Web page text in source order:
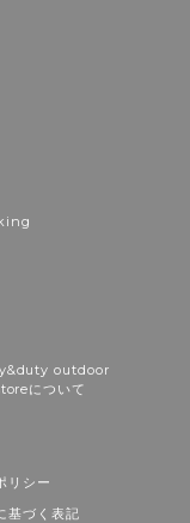
outdoor
について
リシー
基づく表記